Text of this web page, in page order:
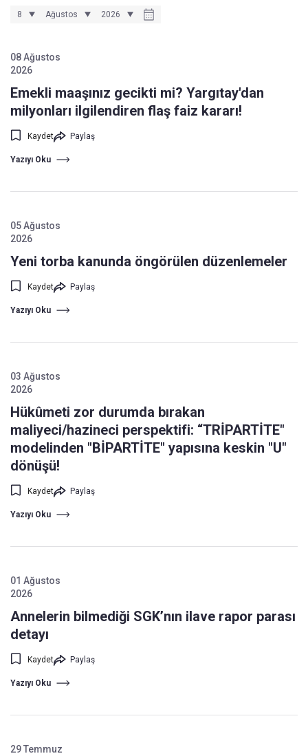
08 Ağustos
2026
Emekli maaşınız gecikti mi? Yargıtay'dan
milyonları ilgilendiren flaş faiz kararı!
Kaydet Paylaş
Yazıyı Oku
05 Ağustos
2026
Yeni torba kanunda öngörülen düzenlemeler
Kaydet Paylaş
Yazıyı Oku
03 Ağustos
2026
Hükûmeti zor durumda bırakan
maliyeci/hazineci perspektifi: “TRİPARTİTE"
modelinden "BİPARTİTE" yapısına keskin "U"
dönüşü!
Kaydet Paylaş
Yazıyı Oku
01 Ağustos
2026
Annelerin bilmediği SGK’nın ilave rapor parası
detayı
Kaydet Paylaş
Yazıyı Oku
29 Temmuz